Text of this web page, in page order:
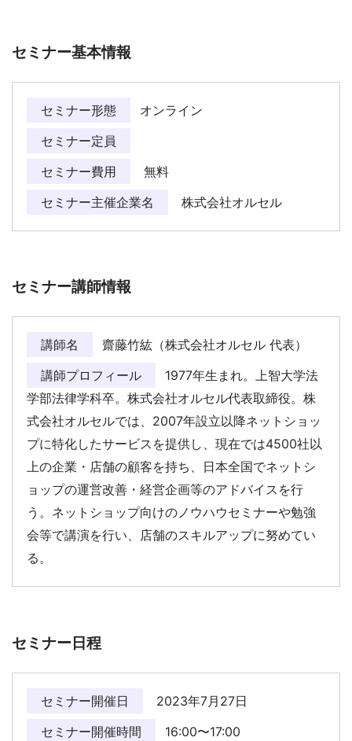
セミナー基本情報
セミナー形態
オンライン
セミナー定員
セミナー費用
無料
セミナー主催企業名
株式会社オルセル
セミナー講師情報
講師名
齋藤竹紘（株式会社オルセル 代表）
講師プロフィール
1977年生まれ。上智大学法
学部法律学科卒。株式会社オルセル代表取締役。株
式会社オルセルでは、2007年設立以降ネットショッ
プに特化したサービスを提供し、現在では4500社以
上の企業・店舗の顧客を持ち、日本全国でネットシ
ョップの運営改善・経営企画等のアドバイスを行
う。ネットショップ向けのノウハウセミナーや勉強
会等で講演を行い、店舗のスキルアップに努めてい
る。
セミナー日程
セミナー開催日
2023年7月27日
セミナー開催時間
16:00〜17:00